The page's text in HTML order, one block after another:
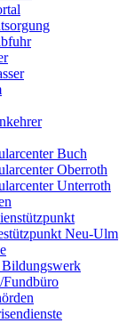
Buch
Oberroth
Unterroth
Neu-Ulm
Fundbüro